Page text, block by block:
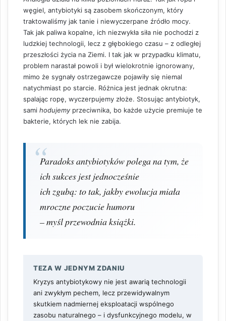
węgiel, antybiotyki są zasobem skończonym, który
traktowaliśmy jak tanie i niewyczerpane źródło mocy.
Tak jak paliwa kopalne, ich niezwykła siła nie pochodzi z
ludzkiej technologii, lecz z głębokiego czasu – z odległej
przeszłości życia na Ziemi. I tak jak w przypadku klimatu,
problem narastał powoli i był wielokrotnie ignorowany,
mimo że sygnały ostrzegawcze pojawiły się niemal
natychmiast po starcie. Różnica jest jednak okrutna:
spalając ropę, wyczerpujemy złoże. Stosując antybiotyk,
sami hodujemy przeciwnika, bo każde użycie premiuje te
bakterie, których lek nie zabija.
Paradoks antybiotyków polega na tym, że
ich sukces jest jednocześnie
ich zgubą: to tak, jakby ewolucja miała
mroczne poczucie humoru
– myśl przewodnia książki.
TEZA W JEDNYM ZDANIU
Kryzys antybiotykowy nie jest awarią technologii
ani zwykłym pechem, lecz przewidywalnym
skutkiem nadmiernej eksploatacji wspólnego
zasobu naturalnego – i dysfunkcyjnego modelu, w